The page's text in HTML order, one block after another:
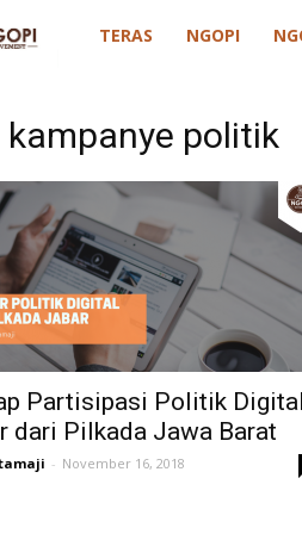
ngopimovement
TERAS NGOPI
kampanye politik
Partisipasi Politik
dari Pilkada Jawa Barat
- November 16, 2018